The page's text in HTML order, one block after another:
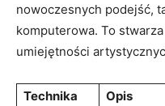
nowoczesnych​ podejść,
komputerowa. ‍To
umiejętności
Technika Opis